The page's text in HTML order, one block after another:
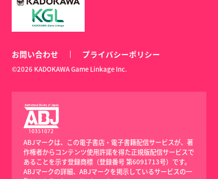
お問い合わせ プライバシーポリシー
©2026 KADOKAWA Game Linkage Inc.
ABJマークは、この電子書店・電子書籍配信サービスが、著
作権者からコンテンツ使用許諾を得た正規版配信サービスで
あることを示す登録商標（登録番号 第6091713号）です。
ABJマークの詳細、ABJマークを掲示しているサービスの一